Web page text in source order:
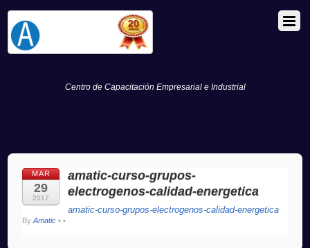
Centro de Capacitación Empresarial e Industrial
MAR
29
2017
amatic-curso-grupos-
electrogenos-calidad-energetica
amatic-curso-grupos-electrogenos-calidad-energetica
ByAmatic • •